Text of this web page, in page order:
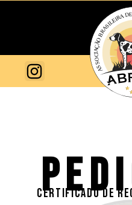
CERTIFICADO DE